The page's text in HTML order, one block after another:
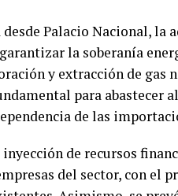
Palacio Nacional, la
la soberanía
y extracción de gas
para abastecer
de las
de recursos
del sector, con el